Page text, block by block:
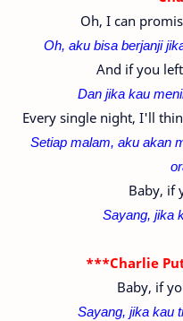
Oh, I can
Oh, aku bisa berjanji
And if you
Dan jika kau
Every single night, I'll
Setiap malam, aku akan
Baby, if
Sayang, jika
***Charlie
Baby, if
Sayang, jika kau